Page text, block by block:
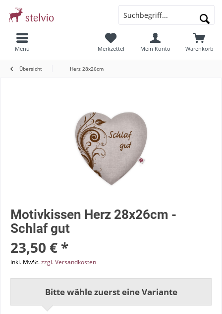
Menü Warenkorb
Merkzettel Mein Konto
Übersicht Herz 28x26cm
Motivkissen Herz 28x26cm -
Schlaf gut
23,50 € *
inkl. MwSt.zzgl. Versandkosten
Bitte wähle zuerst eine Variante